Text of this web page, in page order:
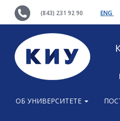
(843) 231 92 90 ENG
ОБ УНИВЕРСИТЕТЕ